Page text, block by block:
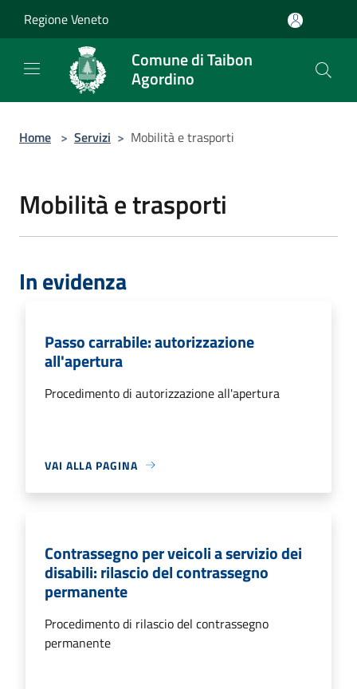
Regione Veneto
Comune di Taibon
Agordino
Home > Servizi > Mobilità e trasporti
Mobilità e trasporti
In evidenza
Passo carrabile: autorizzazione
all'apertura
Procedimento di autorizzazione all'apertura
VAI ALLA PAGINA
Contrassegno per veicoli a servizio dei
disabili: rilascio del contrassegno
permanente
Procedimento di rilascio del contrassegno
permanente